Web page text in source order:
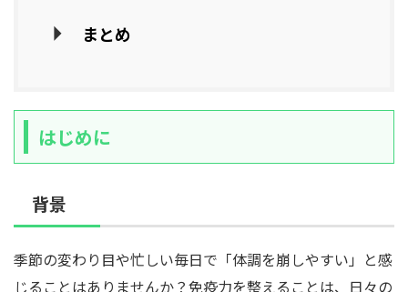
まとめ
はじめに
背景
季節の変わり目や忙しい毎日で「体調を崩しやすい」と感
じることはありませんか？免疫力を整えることは、日々の